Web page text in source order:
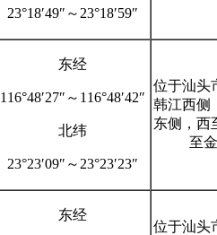
23°18′49″～23°18′59″
东经
116°48′27″～116°48′42″
北纬
23°23′09″～23°23′23″
位于汕头
韩江西侧
东侧，西
至
东经
位于汕头